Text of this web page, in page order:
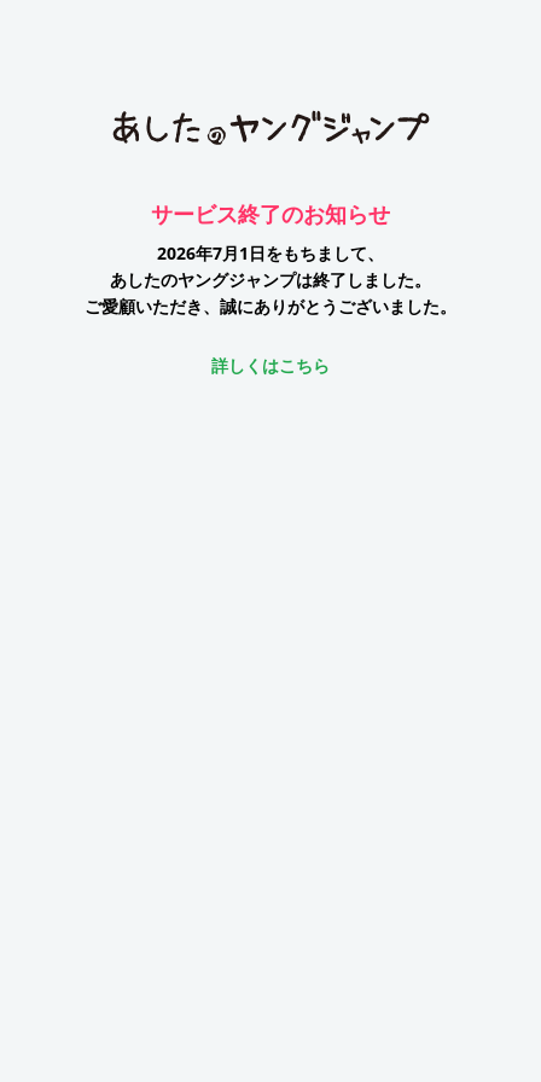
サービス終了のお知らせ
2026年7月1日をもちまして、
あしたのヤングジャンプは終了しました。
ご愛顧いただき、誠にありがとうございました。
詳しくはこちら